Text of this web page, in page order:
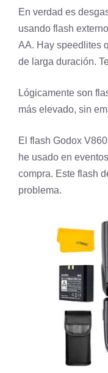
En verdad es
usando flash
AA. Hay speedlites
de larga duración.
Lógicamente son
más elevado, sin
El flash Godox V860
he usado en
compra. Este flash
problema.